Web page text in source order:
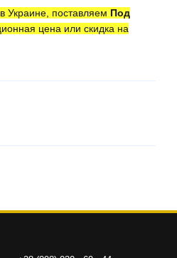
Украине, поставляем Под
цена или скидка на